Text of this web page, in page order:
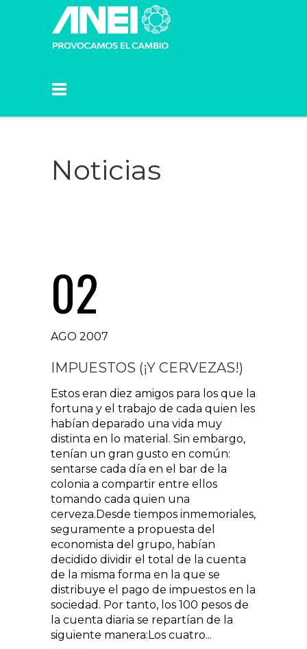
Noticias
02
AGO 2007
IMPUESTOS (¡Y CERVEZAS!)
Estos eran diez amigos para los que la
fortuna y el trabajo de cada quien les
habían deparado una vida muy
distinta en lo material. Sin embargo,
tenían un gran gusto en común:
sentarse cada día en el bar de la
colonia a compartir entre ellos
tomando cada quien una
cerveza.Desde tiempos inmemoriales,
seguramente a propuesta del
economista del grupo, habían
decidido dividir el total de la cuenta
de la misma forma en la que se
distribuye el pago de impuestos en la
sociedad. Por tanto, los 100 pesos de
la cuenta diaria se repartían de la
siguiente manera:Los cuatro...